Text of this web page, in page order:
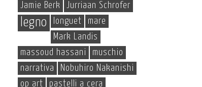
Jamie Berk
Jurriaan Schrofer
legno longuet
mare
Mark Landis
massoud hassani
muschio
narrativa
Nobuhiro Nakanishi
op art
pastelli a cera